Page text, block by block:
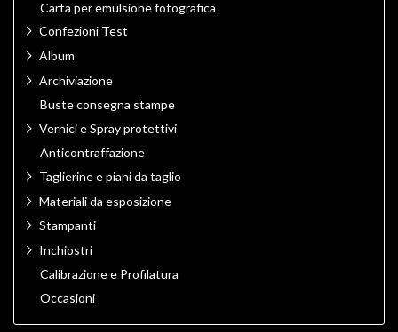
Carta per emulsione fotografica
Confezioni Test
Album
Archiviazione
Buste consegna stampe
Vernici e Spray protettivi
Anticontraffazione
Taglierine e piani da taglio
Materiali da esposizione
Stampanti
Inchiostri
Calibrazione e Profilatura
Occasioni